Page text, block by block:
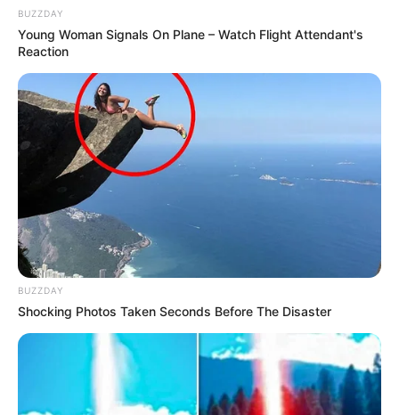
BUZZDAY
Young Woman Signals On Plane – Watch Flight Attendant's
Reaction
BUZZDAY
Shocking Photos Taken Seconds Before The Disaster